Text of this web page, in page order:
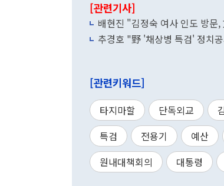
[관련기사]
배현진 "김정숙 여사 인도 방문
추경호 "野 '채상병 특검' 정치
[관련키워드]
타지마할 단독외교
특검
전용기 예산
원내대책회의
대통령